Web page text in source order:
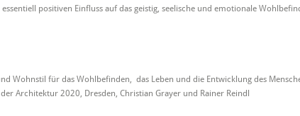
positiven Einfluss auf das geistig, seelische und emotionale
Wohnstil für das Wohlbefinden, das Leben und die Entwicklung des
Architektur 2020, Dresden, Christian Grayer und Rainer Reindl